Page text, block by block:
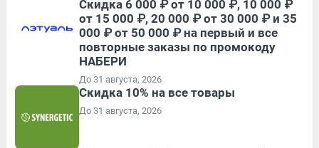
Скидка 6 000 ₽ от 10 000 ₽, 10 000 ₽
от 15 000 ₽, 20 000 ₽ от 30 000 ₽ и 35
000 ₽ от 50 000 ₽ на первый и все
повторные заказы по промокоду
НАБЕРИ
До 31 августа, 2026
Скидка 10% на все товары
До 31 августа, 2026